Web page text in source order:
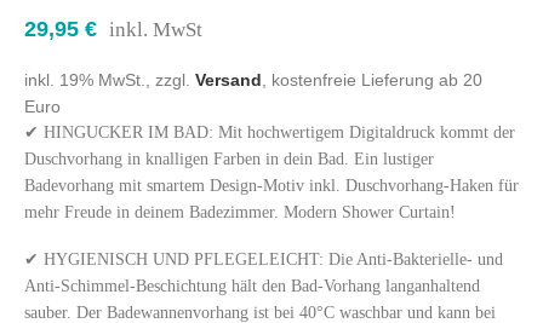
29,95 € inkl. MwSt
inkl. 19% MwSt., zzgl. Versand , kostenfreie Lieferung ab 20
Euro
✔ HINGUCKER IM BAD: Mit hochwertigem Digitaldruck kommt der
Duschvorhang in knalligen Farben in dein Bad. Ein lustiger
Badevorhang mit smartem Design-Motiv inkl. Duschvorhang-Haken für
mehr Freude in deinem Badezimmer. Modern Shower Curtain!
✔ HYGIENISCH UND PFLEGELEICHT: Die Anti-Bakterielle- und
Anti-Schimmel-Beschichtung hält den Bad-Vorhang langanhaltend
sauber. Der Badewannenvorhang ist bei 40°C waschbar und kann bei